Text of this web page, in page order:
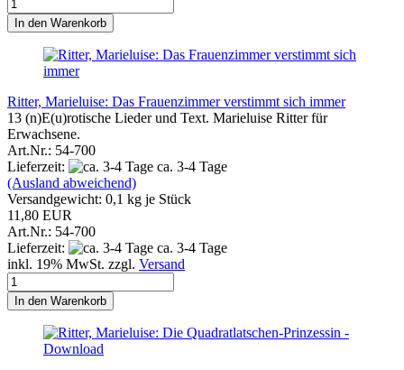
In den Warenkorb
Ritter, Marieluise: Das Frauenzimmer verstimmt sich immer
13 (n)E(u)rotische Lieder und Text. Marieluise Ritter für
Erwachsene.
Art.Nr.: 54-700
Lieferzeit:
ca. 3-4 Tage
(Ausland abweichend)
Versandgewicht: 0,1 kg je Stück
11,80 EUR
Art.Nr.: 54-700
Lieferzeit:
ca. 3-4 Tage
inkl. 19% MwSt. zzgl. Versand
In den Warenkorb